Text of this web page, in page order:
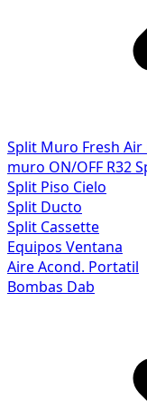
Split Muro Fresh Air
muro ON/OFF R32
Split Piso Cielo
Split Ducto
Split Cassette
Equipos Ventana
Aire Acond. Portatil
Bombas Dab